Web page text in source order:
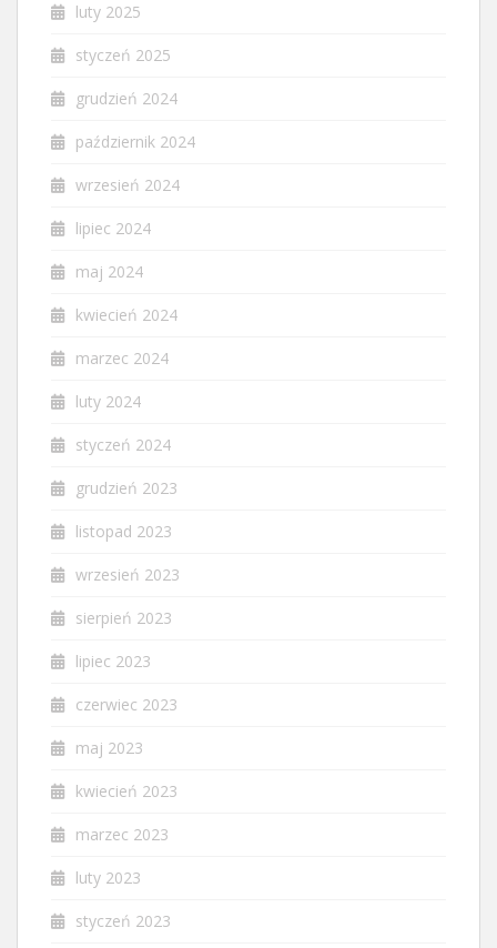
luty 2025
styczeń 2025
grudzień 2024
październik 2024
wrzesień 2024
lipiec 2024
maj 2024
kwiecień 2024
marzec 2024
luty 2024
styczeń 2024
grudzień 2023
listopad 2023
wrzesień 2023
sierpień 2023
lipiec 2023
czerwiec 2023
maj 2023
kwiecień 2023
marzec 2023
luty 2023
styczeń 2023